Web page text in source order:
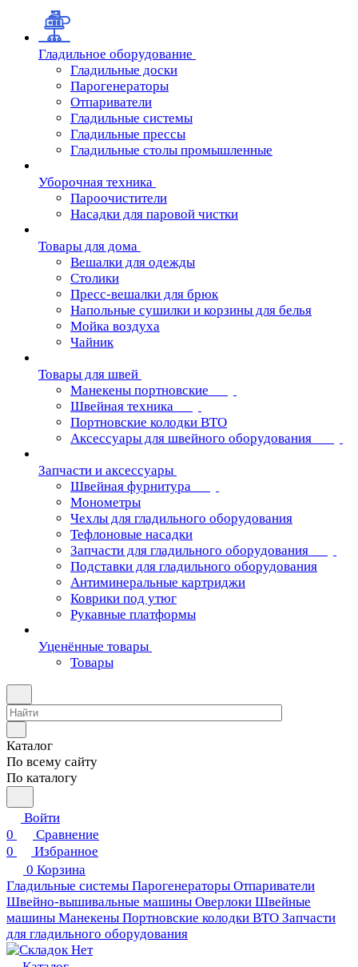
Гладильное оборудование
Гладильные доски
Парогенераторы
Отпариватели
Гладильные системы
Гладильные прессы
Гладильные столы промышленные
Уборочная техника
Пароочистители
Насадки для паровой чистки
Товары для дома
Вешалки для одежды
Столики
Пресс-вешалки для брюк
Напольные сушилки и корзины для белья
Мойка воздуха
Чайник
Товары для швей
Манекены портновские
Швейная техника
Портновские колодки ВТО
Аксессуары для швейного оборудования
Запчасти и аксессуары
Швейная фурнитура
Монометры
Чехлы для гладильного оборудования
Тефлоновые насадки
Запчасти для гладильного оборудования
Подставки для гладильного оборудования
Антиминеральные картриджи
Коврики под утюг
Рукавные платформы
Уценённые товары
Товары
Каталог
По всему сайту
По каталогу
Войти
0
Сравнение
0
Избранное
0 Корзина
Гладильные системы Парогенераторы Отпариватели
Швейно-вышивальные машины Оверлоки Швейные
машины Манекены Портновские колодки ВТО Запчасти
для гладильного оборудования